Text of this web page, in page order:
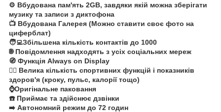
⚙️ Вбудована пам'ять 2GB, завдяки якій можна зберігати
музику та записи з диктофона
📺 Вбудована Галерея (Можно ставити своє фото на
циферблат)
🧑‍💻Збільшена кількість контактів до 1000
🌐 Повідомлення надходять з усіх соціальних мереж
🧭 Функція Always on Display
🏃‍♂️ Велика кількість спортивних функцій і показників
здоров'я (кроку, пульс, калорії тощо)
⌚️Оригінальне паковання
☎️ Приймає та здійснює дзвінки
➡️ Автономний режим до 72 годин